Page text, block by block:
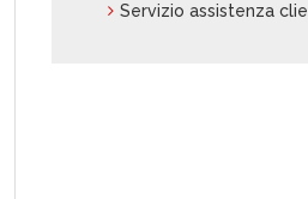
Servizio assistenza